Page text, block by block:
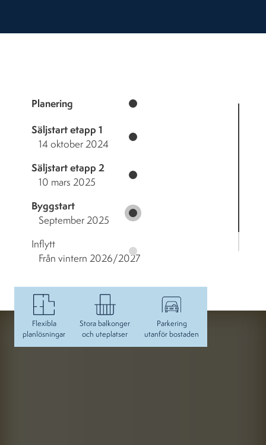
Planering
Säljstart etapp 1
14 oktober 2024
Säljstart etapp 2
10 mars 2025
Byggstart
September 2025
Inflytt
Från vintern 2026/2027
Flexibla
planlösningar
Stora balkonger
och uteplatser
Parkering
utanför bostaden